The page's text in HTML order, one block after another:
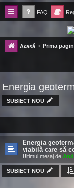
FAQ
Forum
-= Idei pentru viitor =-
Acasă Prima
Energia
SUBIECT NOU
Energia
viabilă care să
Ultimul mesaj de
SUBIECT NOU